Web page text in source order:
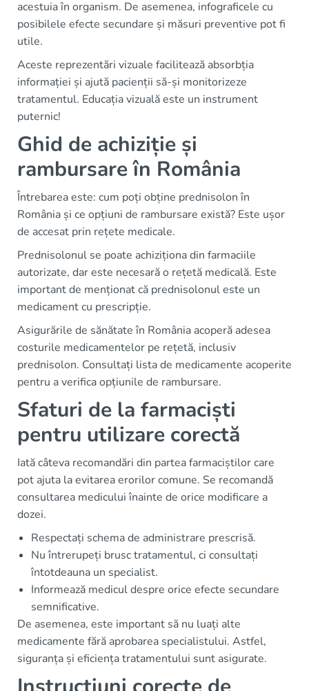
acestuia în organism. De asemenea, infograficele cu
posibilele efecte secundare și măsuri preventive pot fi
utile.
Aceste reprezentări vizuale facilitează absorbția
informației și ajută pacienții să-și monitorizeze
tratamentul. Educația vizuală este un instrument
puternic!
Ghid de achiziție și
rambursare în România
Întrebarea este: cum poți obține prednisolon în
România și ce opțiuni de rambursare există? Este ușor
de accesat prin rețete medicale.
Prednisolonul se poate achiziționa din farmaciile
autorizate, dar este necesară o rețetă medicală. Este
important de menționat că prednisolonul este un
medicament cu prescripție.
Asigurările de sănătate în România acoperă adesea
costurile medicamentelor pe rețetă, inclusiv
prednisolon. Consultați lista de medicamente acoperite
pentru a verifica opțiunile de rambursare.
Sfaturi de la farmaciști
pentru utilizare corectă
Iată câteva recomandări din partea farmaciștilor care
pot ajuta la evitarea erorilor comune. Se recomandă
consultarea medicului înainte de orice modificare a
dozei.
Respectați schema de administrare prescrisă.
Nu întrerupeți brusc tratamentul, ci consultați
întotdeauna un specialist.
Informează medicul despre orice efecte secundare
semnificative.
De asemenea, este important să nu luați alte
medicamente fără aprobarea specialistului. Astfel,
siguranța și eficiența tratamentului sunt asigurate.